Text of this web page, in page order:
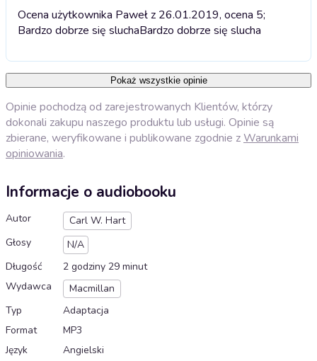
Ocena użytkownika Paweł z 26.01.2019, ocena 5;
Bardzo dobrze się sluchaBardzo dobrze się slucha
Pokaż wszystkie opinie
Opinie pochodzą od zarejestrowanych Klientów, którzy
dokonali zakupu naszego produktu lub usługi. Opinie są
zbierane, weryfikowane i publikowane zgodnie zWarunkami
opiniowania.
Informacje o audiobooku
Autor
Carl W. Hart
Głosy
N/A
Długość
2 godziny 29 minut
Wydawca
Macmillan
Typ
Adaptacja
Format
MP3
Język
Angielski